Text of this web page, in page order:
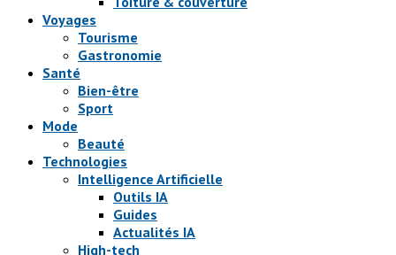
Voyages
Tourisme
Gastronomie
Santé
Bien-être
Sport
Mode
Beauté
Technologies
Intelligence Artificielle
Outils IA
Guides
Actualités IA
High-tech